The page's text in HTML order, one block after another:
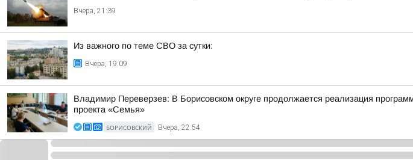
Вчера, 21:39
Из важного по теме СВО за сутки:
Вчера, 19:09
Владимир Переверзев: В Борисовском округе продолжается реализация
проекта «Семья»
БОРИСОВСКИЙ Вчера, 22:54